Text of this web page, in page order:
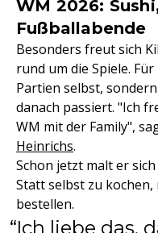
WM 2026:
Fußballabende
Besonders freut sich
rund um die Spiele.
Partien selbst,
danach passiert. "Ich
WM mit der Family",
Heinrichs.
Schon jetzt malt er
Statt selbst zu
bestellen.
Ich liebe das,